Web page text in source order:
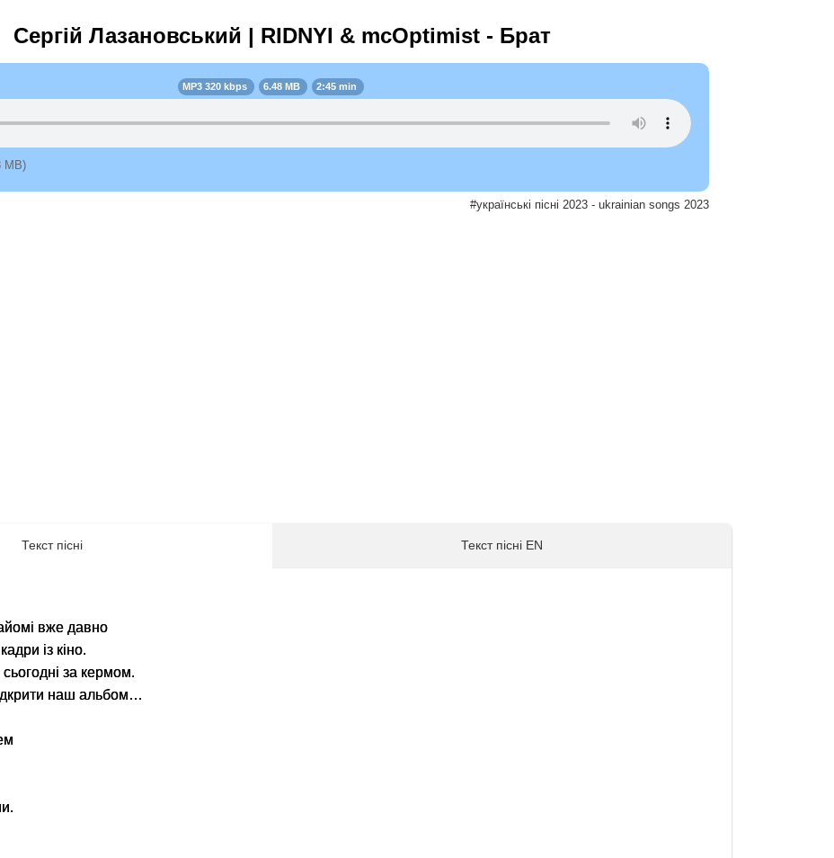
Сергій Лазановський | RIDNYI & mcOptimist - Брат
MP3 320 kbps 6.48 MB 2:45 min
MB)
#українські пісні 2023 - ukrainian songs 2023
Текст пісні Текст пісні EN
вже давно
із кіно.
за кермом.
наш альбом…